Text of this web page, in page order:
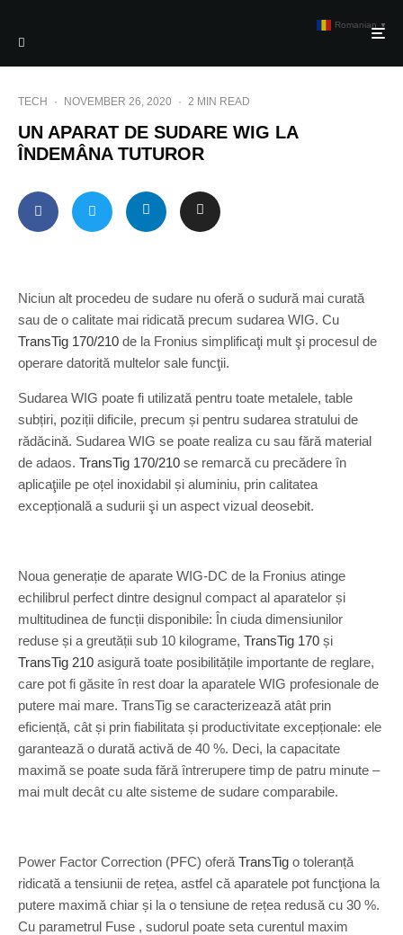
TECH · NOVEMBER 26, 2020 · 2 MIN READ
UN APARAT DE SUDARE WIG LA
ÎNDEMÂNA TUTUROR
Niciun alt procedeu de sudare nu oferă o sudură mai curată
sau de o calitate mai ridicată precum sudarea WIG. Cu
TransTig 170/210 de la Fronius simplificaţi mult şi procesul de
operare datorită multelor sale funcţii.
Sudarea WIG poate fi utilizată pentru toate metalele, table
subțiri, poziții dificile, precum și pentru sudarea stratului de
rădăcină. Sudarea WIG se poate realiza cu sau fără material
de adaos. TransTig 170/210 se remarcă cu precădere în
aplicaţiile pe oțel inoxidabil și aluminiu, prin calitatea
excepțională a sudurii şi un aspect vizual deosebit.
Noua generație de aparate WIG-DC de la Fronius atinge
echilibrul perfect dintre designul compact al aparatelor și
multitudinea de funcții disponibile: În ciuda dimensiunilor
reduse și a greutății sub 10 kilograme, TransTig 170 și
TransTig 210 asigură toate posibilitățile importante de reglare,
care pot fi găsite în rest doar la aparatele WIG profesionale de
putere mai mare. TransTig se caracterizează atât prin
eficiență, cât și prin fiabilitata și productivitate excepționale: ele
garantează o durată activă de 40 %. Deci, la capacitate
maximă se poate suda fără întrerupere timp de patru minute –
mai mult decât cu alte sisteme de sudare comparabile.
Power Factor Correction (PFC) oferă TransTig o toleranță
ridicată a tensiunii de rețea, astfel că aparatele pot funcţiona la
putere maximă chiar și la o tensiune de rețea redusă cu 30 %.
Cu parametrul Fuse , sudorul poate seta curentul maxim
Romanian ▼